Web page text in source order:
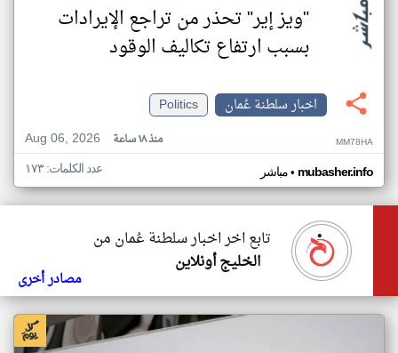
"ويز إير" تحذر من تراجع الإيرادات
بسبب ارتفاع تكاليف الوقود
اخبار سلطنة عُمان
Politics
Aug 06, 2026
منذ ١٨ ساعة MM78HA
مباشر• mubasher.info عدد الكلمات: ١٧٣
تابع اخر اخبار سلطنة عُمان من
الخليج أونلاين
مصادر أخرى